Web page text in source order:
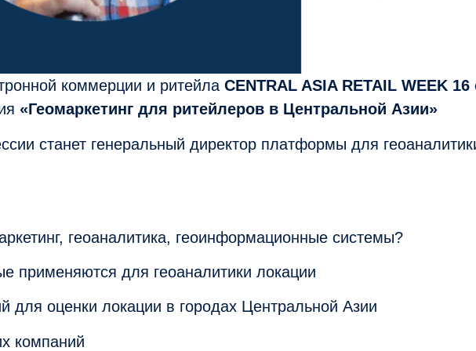
коммерции и ритейла CENTRAL ASIA RETAIL WEEK
«Геомаркетинг для ритейлеров в Центральной Азии»
станет генеральный директор платформы для
геоаналитика, геоинформационные системы?
применяются для геоаналитики локации
для оценки локации в городах Центральной Азии
компаний